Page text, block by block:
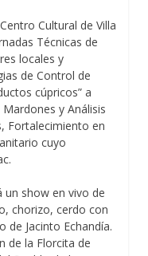
Cultural de Villa
Técnicas de
locales y
de Control de
cúpricos” a
y Análisis
Fortalecimiento en
cuyo
un show en vivo de
chorizo, cerdo con
de Jacinto Echandía.
de la Florcita de